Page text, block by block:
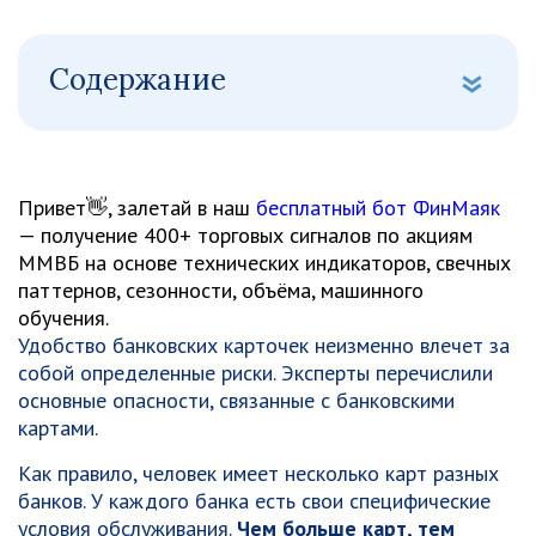
Содержание
Привет👋, залетай в наш бесплатный бот ФинМаяк
— получение 400+ торговых сигналов по акциям
ММВБ на основе технических индикаторов, свечных
паттернов, сезонности, объёма, машинного
обучения.
Удобство банковских карточек неизменно влечет за
собой определенные риски. Эксперты перечислили
основные опасности, связанные с банковскими
картами.
Как правило, человек имеет несколько карт разных
банков. У каждого банка есть свои специфические
условия обслуживания. Чем больше карт, тем